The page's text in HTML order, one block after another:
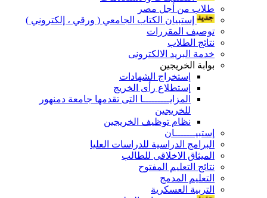
طلاب من أجل مصر
إستبيان الكتاب الجامعي ( ورقي ، إلكتروني )
توصيف المقررات
نتائج الطلاب
خدمة البريد الالكترونى
بوابة الخريجين
إستخراج الشهادات
إستطلاع رأى الخريج
المزايـــــــــا التى تقدمها جامعة دمنهور
للخريجين
نظام توظيف الخريجين
إستبيـــــــان
البرامج الدراسية للدراسات العليا
الميثاق الاخلاقى للطالب
نتائج التعليم المفتوح
التعليم المدمج
التربية العسكرية